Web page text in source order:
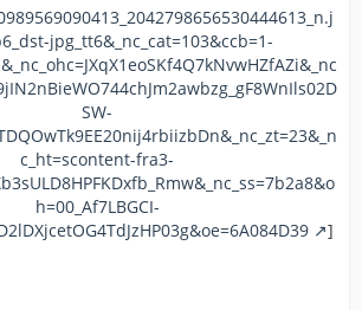
jpg_tt6&_nc_cat=103&ccb=1-
SW-
c_ht=scontent-fra3-
h=00_Af7LBGCI-
]